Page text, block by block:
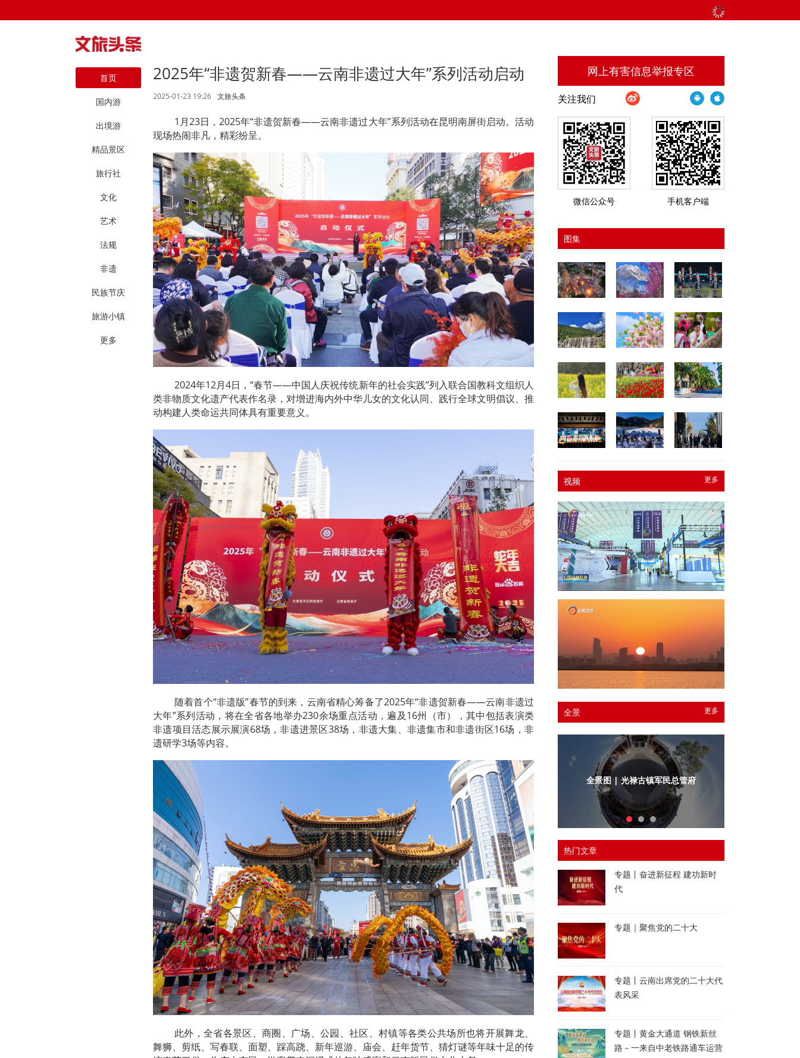
首页
国内游
出境游
精品景区
旅行社
文化
艺术
法规
非遗
民族节庆
旅游小镇
更多
2025年“非遗贺新春——云南非遗过大年”系列活动启动
2025-01-23 19:26 文旅头条
1月23日，2025年“非遗贺新春——云南非遗过大年”系列活动在昆明南屏街启动。活动
现场热闹非凡，精彩纷呈。
2024年12月4日，“春节——中国人庆祝传统新年的社会实践”列入联合国教科文组织人
类非物质文化遗产代表作名录，对增进海内外中华儿女的文化认同、践行全球文明倡议、推
动构建人类命运共同体具有重要意义。
随着首个“非遗版”春节的到来，云南省精心筹备了2025年“非遗贺新春——云南非遗过
大年”系列活动，将在全省各地举办230余场重点活动，遍及16州（市），其中包括表演类
非遗项目活态展示展演68场，非遗进景区38场，非遗大集、非遗集市和非遗街区16场，非
遗研学3场等内容。
此外，全省各景区、商圈、广场、公园、社区、村镇等各类公共场所也将开展舞龙、
舞狮、剪纸、写春联、面塑、踩高跷、新年巡游、庙会、赶年货节、猜灯谜等年味十足的传
网上有害信息举报专区
关注我们
微信公众号 手机客户端
图集
更多
视频
更多
全景
全景图 | 光禄古镇军民总管府
热门文章
专题丨奋进新征程 建功新时
代
专题｜聚焦党的二十大
专题丨云南出席党的二十大代
表风采
专题丨黄金大通道 钢铁新丝
路－一来自中老铁路通车运营